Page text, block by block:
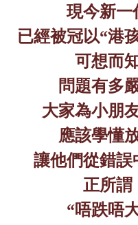
現今新一
已經被冠以“港
可想而
問題有多
大家為小朋
應該學懂
讓他們從錯誤
正所謂
“唔跌唔